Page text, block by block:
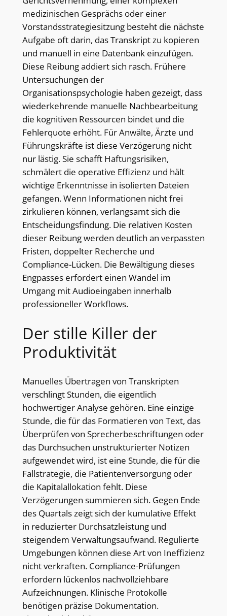
medizinischen Gesprächs oder einer
Vorstandsstrategiesitzung besteht die nächste
Aufgabe oft darin, das Transkript zu kopieren
und manuell in eine Datenbank einzufügen.
Diese Reibung addiert sich rasch. Frühere
Untersuchungen der
Organisationspsychologie haben gezeigt, dass
wiederkehrende manuelle Nachbearbeitung
die kognitiven Ressourcen bindet und die
Fehlerquote erhöht. Für Anwälte, Ärzte und
Führungskräfte ist diese Verzögerung nicht
nur lästig. Sie schafft Haftungsrisiken,
schmälert die operative Effizienz und hält
wichtige Erkenntnisse in isolierten Dateien
gefangen. Wenn Informationen nicht frei
zirkulieren können, verlangsamt sich die
Entscheidungsfindung. Die relativen Kosten
dieser Reibung werden deutlich an verpassten
Fristen, doppelter Recherche und
Compliance-Lücken. Die Bewältigung dieses
Engpasses erfordert einen Wandel im
Umgang mit Audioeingaben innerhalb
professioneller Workflows.
Der stille Killer der
Produktivität
Manuelles Übertragen von Transkripten
verschlingt Stunden, die eigentlich
hochwertiger Analyse gehören. Eine einzige
Stunde, die für das Formatieren von Text, das
Überprüfen von Sprecherbeschriftungen oder
das Durchsuchen unstrukturierter Notizen
aufgewendet wird, ist eine Stunde, die für die
Fallstrategie, die Patientenversorgung oder
die Kapitalallokation fehlt. Diese
Verzögerungen summieren sich. Gegen Ende
des Quartals zeigt sich der kumulative Effekt
in reduzierter Durchsatzleistung und
steigendem Verwaltungsaufwand. Regulierte
Umgebungen können diese Art von Ineffizienz
nicht verkraften. Compliance-Prüfungen
erfordern lückenlos nachvollziehbare
Aufzeichnungen. Klinische Protokolle
benötigen präzise Dokumentation.